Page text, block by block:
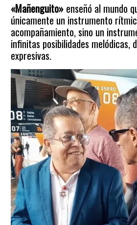
«Mañenguito» enseñó al mundo
únicamente un instrumento
acompañamiento, sino un
infinitas posibilidades melódicas,
expresivas.